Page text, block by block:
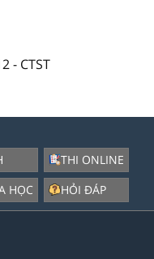
- CTST
HỌC
THI ONLINE
HỎI ĐÁP